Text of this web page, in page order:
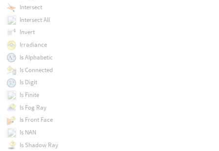
Intersect
Intersect All
Invert
Irradiance
Is Alphabetic
Is Connected
Is Digit
Is Finite
Is Fog Ray
Is Front Face
Is NAN
Is Shadow Ray